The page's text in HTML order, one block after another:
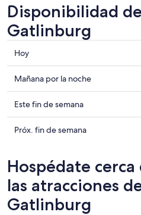
Disponibilidad
Gatlinburg
Consultar
precios
en
Gatlinburg
para
hoy,
6
7
Hoy
Consultar
precios
en
Gatlinburg
para
la
noche,
7
ago
Mañana por la noche
Consultar
precios
en
este
de
semana,
Este fin de semana
Consultar
Gatlinburg
para
el
próximo
Próx. fin de semana
Hospédate
las atracciones
Gatlinburg